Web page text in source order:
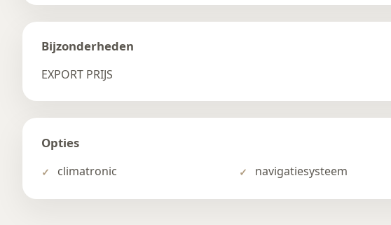
Bijzonderheden
EXPORT PRIJS
Opties
climatronic navigatiesysteem